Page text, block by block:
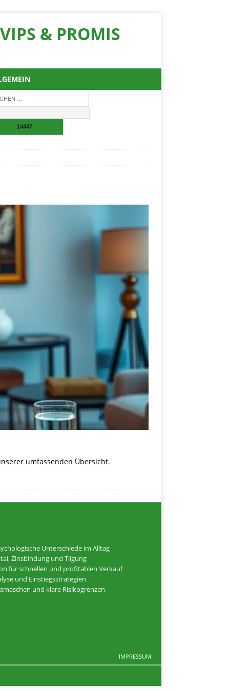
& PROMIS
umfassenden Übersicht.
Unterschiede im Alltag
Zinsbindung und Tilgung
für schnellen und profitablen Verkauf
und Einstiegsstrategien
und klare Risikogrenzen
IMPRESSUM